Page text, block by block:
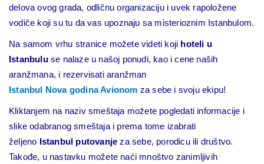
delova ovog grada, odličnu organizaciju i uvek rapoložene
vodiče koji su tu da vas upoznaju sa misterioznim Istanbulom.
Na samom vrhu stranice možete videti koji hoteli u
Istanbulu se nalaze u našoj ponudi, kao i cene naših
aranžmana, i rezervisati aranžman
Istanbul Nova godina Avionom za sebe i svoju ekipu!
Kliktanjem na naziv smeštaja možete pogledati informacije i
slike odabranog smeštaja i prema tome izabrati
željeno Istanbul putovanje za sebe, porodicu ili društvo.
Takođe, u nastavku možete naći mnoštvo zanimljivih